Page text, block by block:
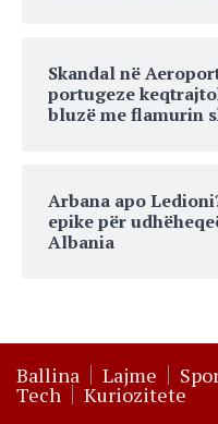
Skandal në
portugeze
bluzë me flamurin
Arbana apo
epike për
Albania
Ballina Lajme
Tech Kuriozitete